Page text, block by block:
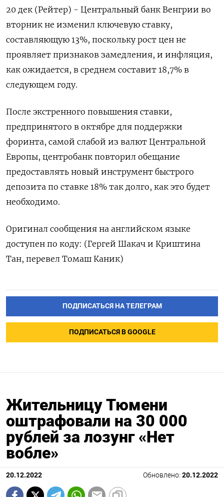
20 дек (Рейтер) - Центральный банк Венгрии во
вторник не изменил ключевую ставку,
составляющую 13%, поскольку рост цен не
проявляет признаков замедления, и инфляция,
как ожидается, в среднем составит 18,7% в
следующем году.
После экстренного повышения ставки,
предпринятого в октябре для поддержки
форинта, самой слабой из валют Центральной
Европы, центробанк повторил обещание
предоставлять новый инструмент быстрого
депозита по ставке 18% так долго, как это будет
необходимо.
Оригинал сообщения на английском языке
доступен по коду: (Гергей Шакач и Криштина
Тан, перевел Томаш Каник)
ПОДПИСАТЬСЯ НА ТЕЛЕГРАМ
ПОДПИСАТЬСЯ В GOOGLE
Жительницу Тюмени
оштрафовали на 30 000
рублей за лозунг «Нет
вобле»
20.12.2022 Обновлено: 20.12.2022